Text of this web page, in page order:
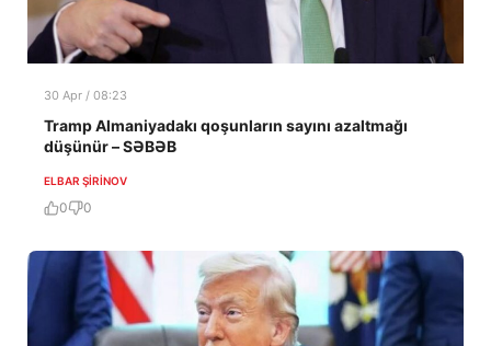
30 Apr / 08:23
Tramp Almaniyadakı qoşunların sayını azaltmağı
düşünür – SƏBƏB
ELBAR ŞIRINOV
0 0